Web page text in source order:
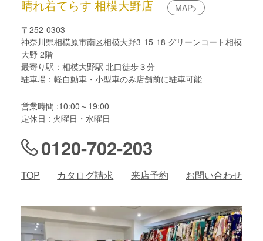
晴れ着てらす 相模大野店
MAP>
〒252-0303
神奈川県相模原市南区相模大野3-15-18 グリーンコート相模
大野 2階
最寄り駅：相模大野駅 北口徒歩３分
駐車場：軽自動車・小型車のみ店舗前に駐車可能
営業時間 :10:00～19:00
定休日 : 火曜日・水曜日
0120-702-203
TOP カタログ請求 来店予約 お問い合わせ